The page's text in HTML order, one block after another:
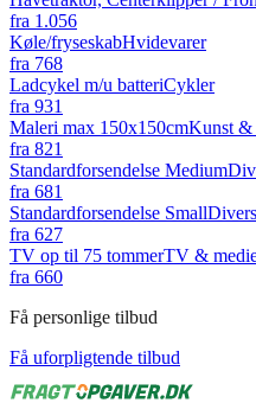
fra 1.056
Køle/fryseskabHvidevarer
fra 768
Ladcykel m/u batteriCykler
fra 931
Maleri max 150x150cmKunst &
fra 821
Standardforsendelse Medium
fra 681
Standardforsendelse Small
fra 627
TV op til 75 tommerTV &
fra 660
Få personlige tilbud
Få uforpligtende tilbud